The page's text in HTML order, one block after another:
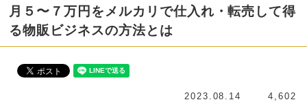
月５〜７万円をメルカリで仕入れ・転売して得
る物販ビジネスの方法とは
2023.08.14 4,602